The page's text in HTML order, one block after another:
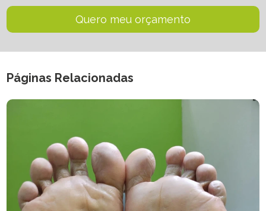
Quero meu orçamento
Páginas Relacionadas